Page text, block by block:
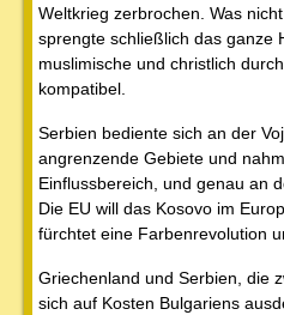
Weltkrieg zerbrochen. Was
sprengte schließlich das ganze
muslimische und christlich
kompatibel.
Serbien bediente sich an der
angrenzende Gebiete und
Einflussbereich, und genau an
Die EU will das Kosovo im
fürchtet eine Farbenrevolution
Griechenland und Serbien, die
sich auf Kosten Bulgariens